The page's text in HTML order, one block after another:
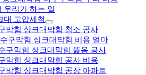
우리가 하는 일
대 고압세척
막힘 싱크대막힘 청소 공사
구막힘 싱크대막힘 비용 얼마
구막힘 싱크대막힘 뚫음 공사
막힘 싱크대막힘 공사 비용
막힘 싱크대막힘 공장 아파트